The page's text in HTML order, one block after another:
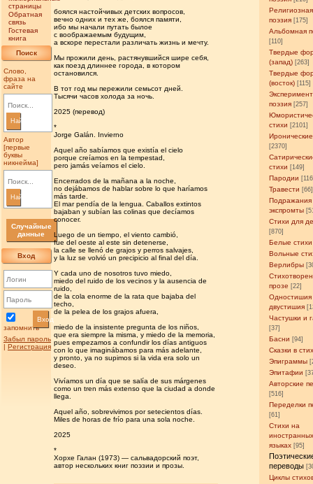
страницы
Обратная
связь
Гостевая
книга
Поиск
Слово,
фраза на
сайте
Найти
Автор
[первые
буквы
никнейма]
Найти
Случайные
данные
Вход
запомнить
Вход
Забыл пароль
| Регистрация
Религиозная
поэзия [175]
Альбомная
[110]
Твердые
(запад) [263]
Твердые
(восток) [115]
поэзия [257]
стихи [2101]
[2370]
стихи [149]
Пародии
Травести [66]
Подражания
экспромты
Стихи для
[870]
Белые стихи
Вольные
Верлибры
прозе [22]
Одностишия
двустишия
Частушки и
[37]
Басни [94]
Сказки в
Эпиграммы
Эпитафии
Авторские
[516]
Переделки
[61]
Стихи на
языках [95]
переводы
Циклы
боялся настойчивых детских вопросов,
вечно одних и тех же, боялся памяти,
ибо мы начали путать былое
с воображаемым будущим,
а вскоре перестали различать жизнь и мечту.
Мы прожили день, растянувшийся шире себя,
как поезд длиннее города, в котором
остановился.
В тот год мы пережили семьсот дней.
Тысячи часов холода за ночь.
2025 (перевод)
*
Jorge Galán. Invierno
Aquel año sabíamos que existía el cielo
porque creíamos en la tempestad,
pero jamás veíamos el cielo.
Encerrados de la mañana a la noche,
no dejábamos de hablar sobre lo que haríamos
más tarde.
El mar pendía de la lengua. Caballos extintos
bajaban y subían las colinas que decíamos
conocer.
Luego de un tiempo, el viento cambió,
fue del oeste al este sin detenerse,
la calle se llenó de grajos y perros salvajes,
y la luz se volvió un precipicio al final del día.
Y cada uno de nosotros tuvo miedo,
miedo del ruido de los vecinos y la ausencia de
ruido,
de la cola enorme de la rata que bajaba del
techo,
de la pelea de los grajos afuera,
miedo de la insistente pregunta de los niños,
que era siempre la misma, y miedo de la memoria,
pues empezamos a confundir los días antiguos
con lo que imaginábamos para más adelante,
y pronto, ya no supimos si la vida era solo un
deseo.
Vivíamos un día que se salía de sus márgenes
como un tren más extenso que la ciudad a donde
llega.
Aquel año, sobrevivimos por setecientos días.
Miles de horas de frío para una sola noche.
2025
*
Хорхе Галан (1973) — сальвадорский поэт,
автор нескольких книг поэзии и прозы.